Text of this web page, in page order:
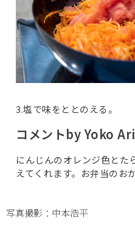
3.塩で味をととのえる。
コメントby Yoko
にんじんのオレンジ色とた
えてくれます。お弁当のお
写真撮影：中本浩平